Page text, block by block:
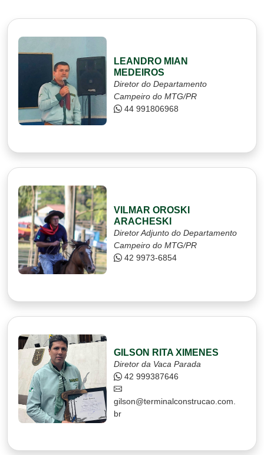
LEANDRO MIAN
MEDEIROS
Diretor do Departamento
Campeiro do MTG/PR
44 991806968
VILMAR OROSKI
ARACHESKI
Diretor Adjunto do Departamento
Campeiro do MTG/PR
42 9973-6854
GILSON RITA XIMENES
Diretor da Vaca Parada
42 999387646
gilson@terminalconstrucao.com.
br